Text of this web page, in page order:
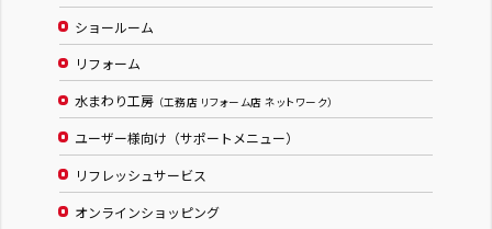
ショールーム
リフォーム
水まわり工房 （工務店 リフォーム店 ネットワーク）
ユーザー様向け（サポートメニュー）
リフレッシュサービス
オンラインショッピング